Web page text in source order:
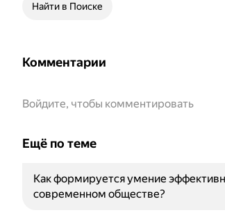
Найти в Поиске
Комментарии
Войдите, чтобы комментировать
Ещё по теме
Как формируется умение
современном обществе?